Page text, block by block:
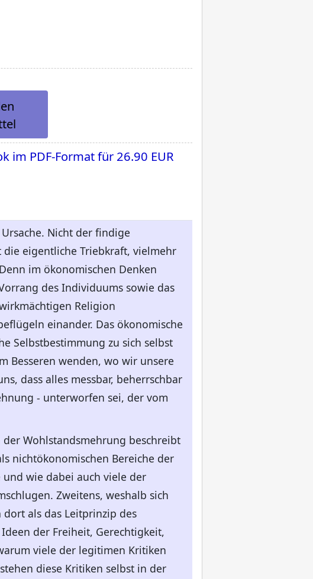
im PDF-Format für 26.90 EUR
Nicht der findige
die eigentliche Triebkraft, vielmehr
im ökonomischen Denken
des Individuums sowie das
Religion
einander. Das ökonomische
Selbstbestimmung zu sich selbst
Besseren wenden, wo wir unsere
dass alles messbar, beherrschbar
- unterworfen sei, der vom
Wohlstandsmehrung beschreibt
nichtökonomischen Bereiche der
wie dabei auch viele der
Zweitens, weshalb sich
als das Leitprinzip des
der Freiheit, Gerechtigkeit,
viele der legitimen Kritiken
diese Kritiken selbst in der